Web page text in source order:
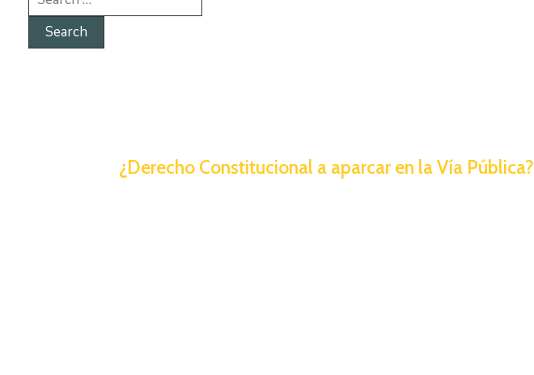
¿Derecho Constitucional a aparcar en la Vía Pública?